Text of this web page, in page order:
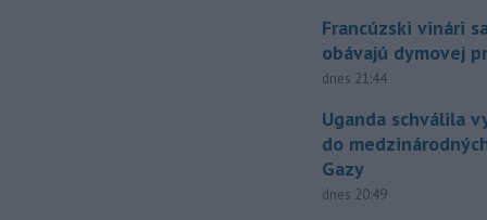
Francúzski vinári
obávajú dymovej
dnes 21:44
Uganda schválila
do
Gazy
dnes 20:49